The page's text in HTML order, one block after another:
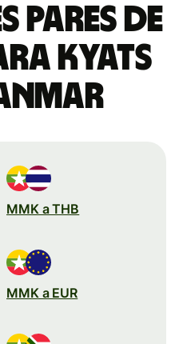
pares de
kyats
MMK a THB
MMK a EUR